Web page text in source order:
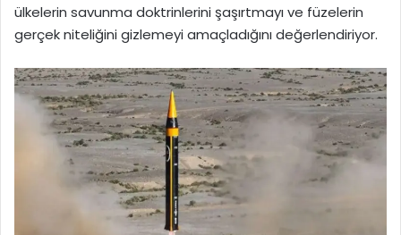
ülkelerin savunma doktrinlerini şaşırtmayı ve füzelerin
gerçek niteliğini gizlemeyi amaçladığını değerlendiriyor.